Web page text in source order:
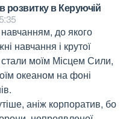
розвитку в Керуючій
до якого
навчання і крутої
стали моїм Місцем Сили,
океаном на фоні
аніж корпоратив, бо